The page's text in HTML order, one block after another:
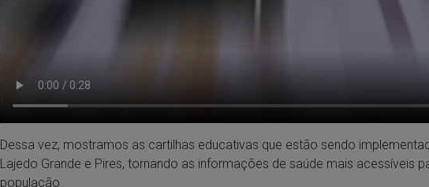
Dessa vez, mostramos as cartilhas educativas que estão sendo
Lajedo Grande e Pires, tornando as informações de saúde mais acessíveis
população.